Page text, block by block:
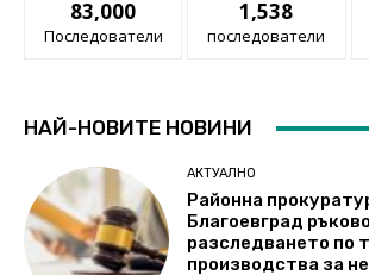
83,000
Последователи
1,538
последователи
НАЙ-НОВИТЕ НОВИНИ
АКТУАЛНО
Районна
Благоевград
разследването по
производства за